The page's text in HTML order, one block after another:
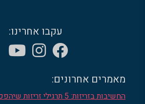
עקבו אחרינו:
מאמרים אחרונים:
החשיבות בזריזות: 5 תרגילי זריזות שיהפכו אתכם לאלופים